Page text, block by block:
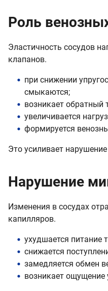
Роль
Эластичность сосудов
клапанов.
при снижении
смыкаются;
возникает обратный
увеличивается
формируется
Это усиливает
Нарушение
Изменения в сосудах
капилляров.
ухудшается питание
снижается
замедляется обмен
возникает ощущение